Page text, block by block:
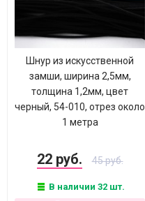
Шнур из искусственной
замши, ширина 2,5мм,
толщина 1,2мм, цвет
черный, 54-010, отрез около
1 метра
22 руб. 45 руб.
В наличии 32 шт.